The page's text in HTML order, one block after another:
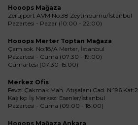
Hooops Mağaza
Zerujport AVM No:38 Zeytinburnu/İstanbul
Pazartesi - Pazar (10:00 - 22:00)
Hooops Merter Toptan Mağaza
Çam sok. No:18/A Merter, İstanbul
Pazartesi - Cuma (07:30 - 19:00)
Cumartesi (07:30-15:00)
Merkez Ofis
Fevzi Çakmak Mah. Atışalanı Cad. N:196 Kat:2
Kaşıkçı İş Merkezi Esenler/İstanbul
Pazartesi - Cuma (09:00 - 18:00)
Hooops Mağaza Ankara